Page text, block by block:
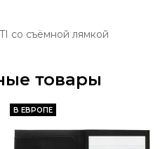
со съёмной лямкой
товары
В ЕВРОПЕ